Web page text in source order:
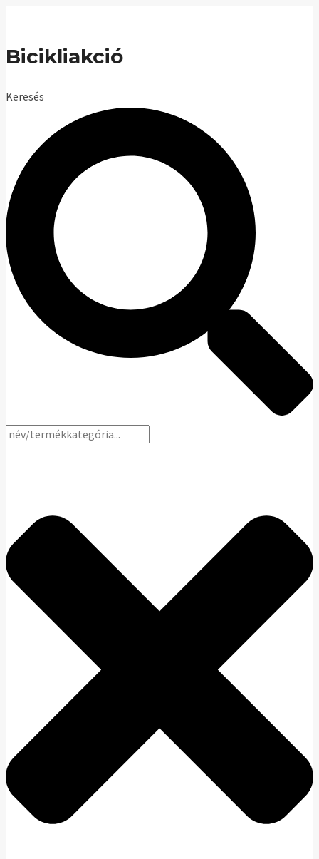
content
Bicikliakció
Keresés